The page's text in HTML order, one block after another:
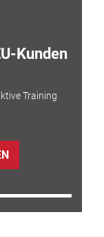
Kunden
Training